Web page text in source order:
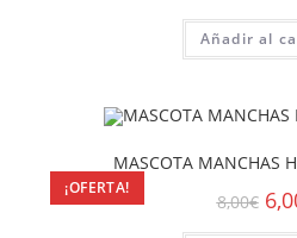
Añadir al
¡OFERTA!
MASCOTA MANCHAS
8,00€